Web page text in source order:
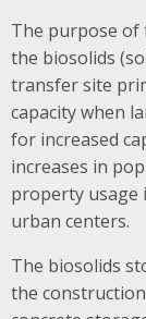
The purpose of
the biosolids
transfer site
capacity when
for increased
increases in
property usage
urban centers.
The biosolids
the